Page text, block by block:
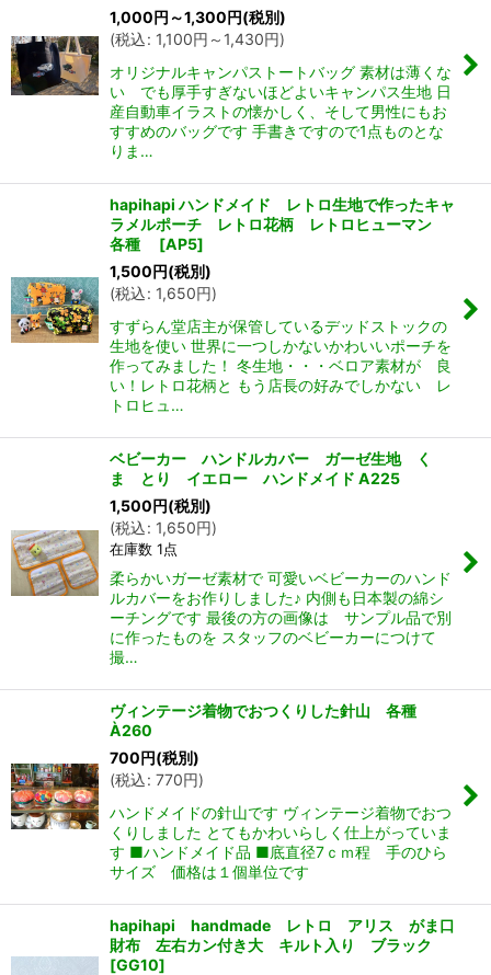
1,000円 ～1,300円(税別)
(税込: 1,100円 ～1,430円)
オリジナルキャンパストートバッグ 素材は薄くな
い でも厚手すぎないほどよいキャンパス生地 日
産自動車イラストの懐かしく、そして男性にもお
すすめのバッグです 手書きですので1点ものとな
りま…
hapihapi ハンドメイド レトロ生地で作ったキャ
ラメルポーチ レトロ花柄 レトロヒューマン
各種
[AP5]
1,500円(税別)
(税込: 1,650円)
すずらん堂店主が保管しているデッドストックの
生地を使い 世界に一つしかないかわいいポーチを
作ってみました！ 冬生地・・・ベロア素材が 良
い！レトロ花柄と もう店長の好みでしかない レ
トロヒュ…
ベビーカー ハンドルカバー ガーゼ生地 く
ま とり イエロー ハンドメイド A225
1,500円(税別)
(税込: 1,650円)
在庫数 1点
柔らかいガーゼ素材で 可愛いベビーカーのハンド
ルカバーをお作りしました♪ 内側も日本製の綿シ
ーチングです 最後の方の画像は サンプル品で別
に作ったものを スタッフのベビーカーにつけて
撮…
ヴィンテージ着物でおつくりした針山 各種
À260
700円(税別)
(税込: 770円)
ハンドメイドの針山です ヴィンテージ着物でおつ
くりしました とてもかわいらしく仕上がっていま
す ■ハンドメイド品 ■底直径7ｃｍ程 手のひら
サイズ 価格は１個単位です
hapihapi handmade レトロ アリス がま口
財布 左右カン付き大 キルト入り ブラック
[GG10]